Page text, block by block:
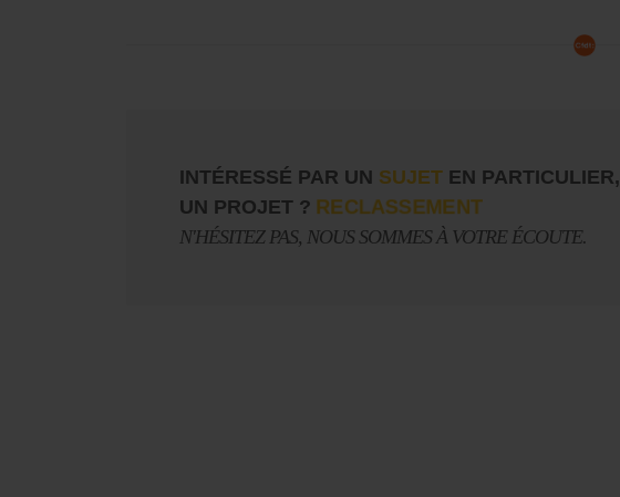
INTÉRESSÉ PAR UN SUJET EN PARTICULIER,
UN PROJET ? RECLASSEMENT
N'HÉSITEZ PAS, NOUS SOMMES À VOTRE ÉCOUTE.